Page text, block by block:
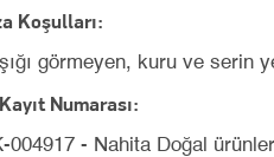
Koşulları:
görmeyen, kuru ve serin
Numarası:
004917 - Nahita Doğal